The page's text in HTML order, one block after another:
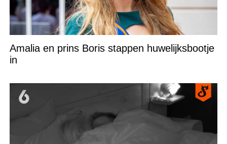
Amalia en prins Boris stappen huwelijksbootje
in